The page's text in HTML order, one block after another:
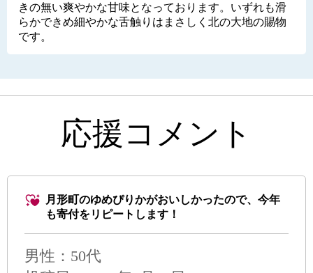
きの無い爽やかな甘味となっております。いずれも滑
らかできめ細やかな舌触りはまさしく北の大地の賜物
です。
応援コメント
月形町のゆめぴりかがおいしかったので、今年
も寄付をリピートします！
男性 ：50代